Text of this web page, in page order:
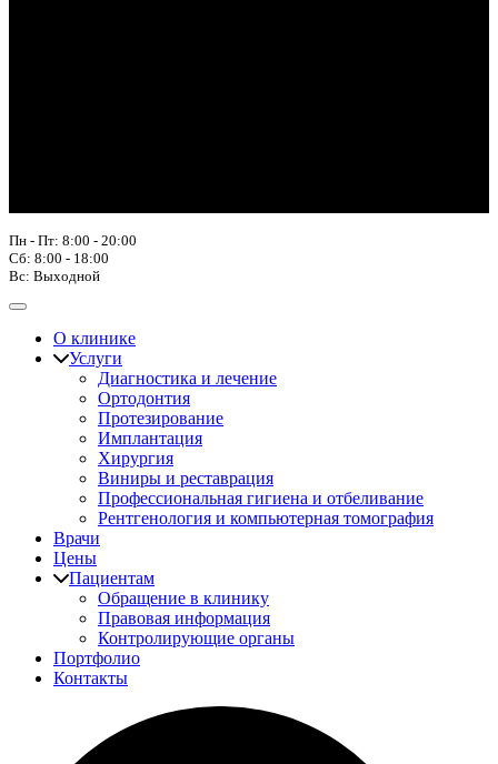
Пн - Пт: 8:00 - 20:00
Сб: 8:00 - 18:00
Вс: Выходной
О клинике
Услуги
Диагностика и лечение
Ортодонтия
Протезирование
Имплантация
Хирургия
Виниры и реставрация
Профессиональная гигиена и отбеливание
Рентгенология и компьютерная томография
Врачи
Цены
Пациентам
Обращение в клинику
Правовая информация
Контролирующие органы
Портфолио
Контакты